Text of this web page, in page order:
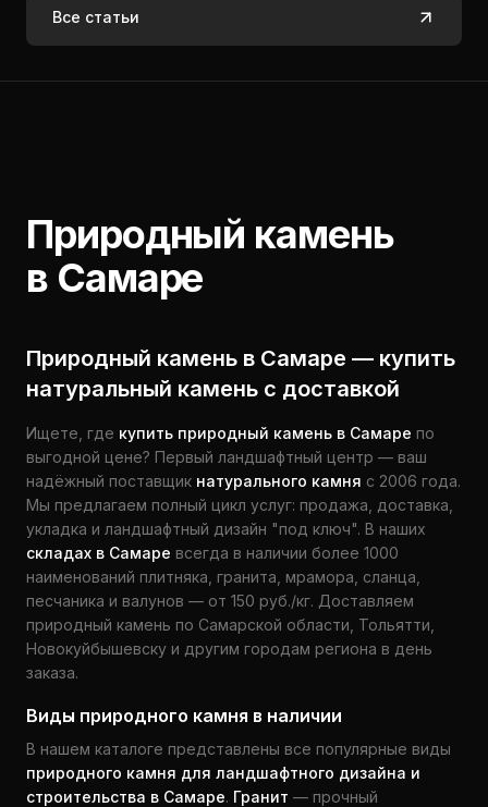
Все статьи
Природный камень
в Самаре
Природный камень в Самаре — купить
натуральный камень с доставкой
Ищете, где купить природный камень в Самаре по
выгодной цене? Первый ландшафтный центр — ваш
надёжный поставщик натурального камня с 2006 года.
Мы предлагаем полный цикл услуг: продажа, доставка,
укладка и ландшафтный дизайн "под ключ". В наших
складах в Самаре всегда в наличии более 1000
наименований плитняка, гранита, мрамора, сланца,
песчаника и валунов — от 150 руб./кг. Доставляем
природный камень по Самарской области, Тольятти,
Новокуйбышевску и другим городам региона в день
заказа.
Виды природного камня в наличии
В нашем каталоге представлены все популярные виды
природного камня для ландшафтного дизайна и
строительства в Самаре. Гранит — прочный